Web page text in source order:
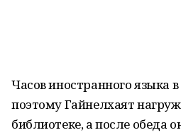
Часов иностранного языка
поэтому Гайнелхаят
библиотеке, а после обеда